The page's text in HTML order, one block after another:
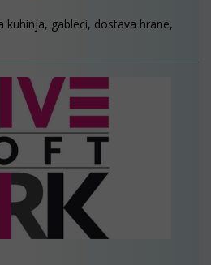
kuhinja, gableci, dostava hrane,